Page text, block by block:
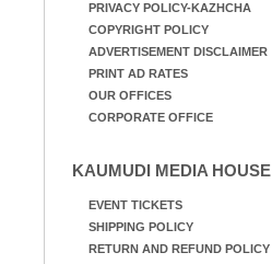
PRIVACY POLICY-KAZHCHA
COPYRIGHT POLICY
ADVERTISEMENT DISCLAIMER
PRINT AD RATES
OUR OFFICES
CORPORATE OFFICE
KAUMUDI MEDIA HOUSE
EVENT TICKETS
SHIPPING POLICY
RETURN AND REFUND POLICY